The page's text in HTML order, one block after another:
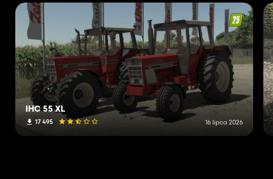
IHC 55 XL
17 495 16 lipca 2026